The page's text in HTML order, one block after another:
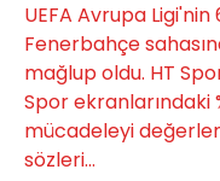
UEFA Avrupa
Fenerbahçe
mağlup oldu. HT
Spor ekranlarındaki
mücadeleyi
sözleri…